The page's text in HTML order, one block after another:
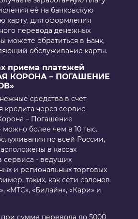
её на банковскую
карту, для оформления
перевода денежных
можете обратиться в Банк,
обслуживание карты.
приема платежей
КОРОНА – ПОГАШЕНИЕ
средства в счет
кредита через сервис
– Погашение
можно более чем в 10 тыс.
по всей России,
в кассах
сервиса - ведущих
и региональных торговых
таких, как сети салонов
«МТС», «Билайн», «Кари» и
сумме перевода до 5000